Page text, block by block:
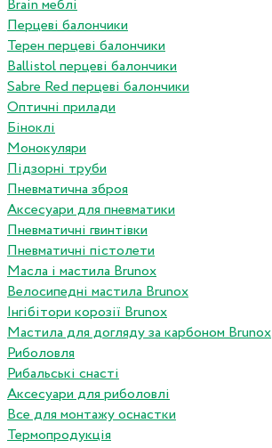
Brain меблі
Перцеві балончики
Терен перцеві балончики
Ballistol перцеві балончики
Sabre Red перцеві балончики
Оптичні прилади
Біноклі
Монокуляри
Підзорні труби
Пневматична зброя
Аксесуари для пневматики
Пневматичні гвинтівки
Пневматичні пістолети
Масла і мастила Brunox
Велосипедні мастила Brunox
Інгібітори корозії Brunox
Мастила для догляду за карбоном Brunox
Риболовля
Рибальські снасті
Аксесуари для риболовлі
Все для монтажу оснастки
Термопродукція